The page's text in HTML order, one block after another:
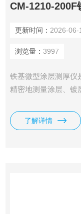
CM-1210-200F
更新时间： 2026-06-
浏览量： 3997
铁基微型涂层测厚仪
精密地测量涂层、镀
用于制造业、金属加
保护专业的仪器。
了解详情